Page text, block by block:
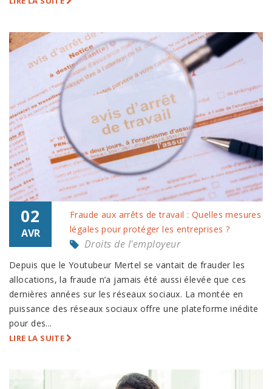
02
AVR
Fraude aux arrêts de travail : Quelles mesures
légales pour protéger les entreprises ?
Droits de l'employeur
Depuis que le Youtubeur Mertel se vantait de frauder les
allocations, la fraude n’a jamais été aussi élevée que ces
dernières années sur les réseaux sociaux. La montée en
puissance des réseaux sociaux offre une plateforme inédite
pour des...
LIRE LA SUITE